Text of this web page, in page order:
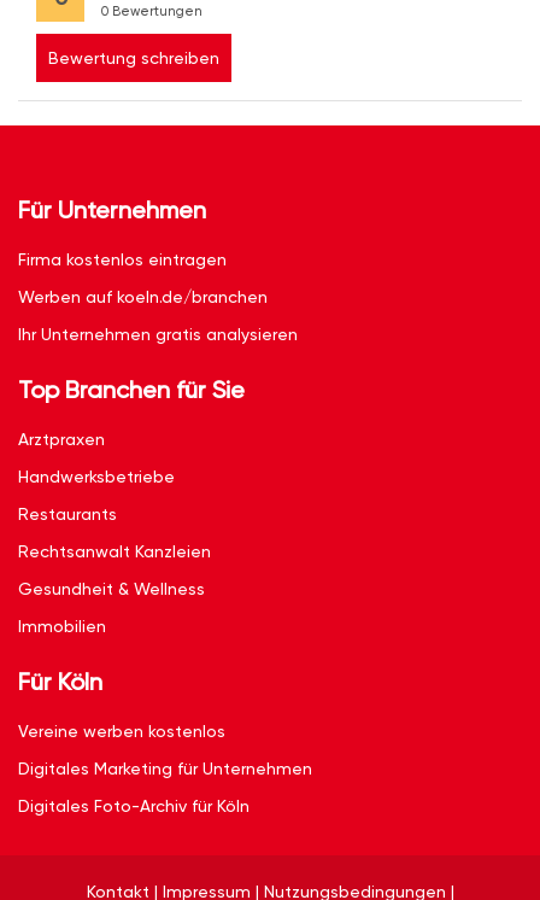
0 Bewertungen
Bewertung schreiben
Für Unternehmen
Firma kostenlos eintragen
Werben auf koeln.de/branchen
Ihr Unternehmen gratis analysieren
Top Branchen für Sie
Arztpraxen
Handwerksbetriebe
Restaurants
Rechtsanwalt Kanzleien
Gesundheit & Wellness
Immobilien
Für Köln
Vereine werben kostenlos
Digitales Marketing für Unternehmen
Digitales Foto-Archiv für Köln
Kontakt | Impressum | Nutzungsbedingungen |